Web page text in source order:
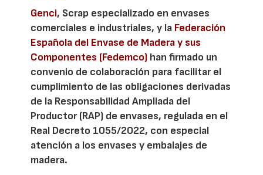
Genci, Scrap especializado en envases
comerciales e industriales, y la Federación
Española del Envase de Madera y sus
Componentes (Fedemco) han firmado un
convenio de colaboración para facilitar el
cumplimiento de las obligaciones derivadas
de la Responsabilidad Ampliada del
Productor (RAP) de envases, regulada en el
Real Decreto 1055/2022, con especial
atención a los envases y embalajes de
madera.